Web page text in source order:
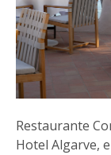
Restaurante
Hotel Algarve,